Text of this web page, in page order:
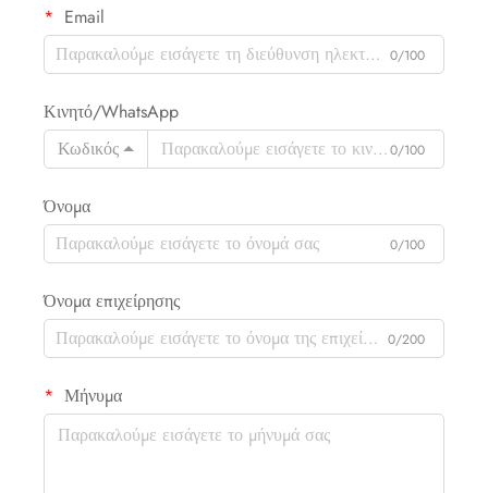
Email
0/100
Κινητό/WhatsApp
Κωδικός
0/100
Όνομα
0/100
Όνομα επιχείρησης
0/200
Μήνυμα